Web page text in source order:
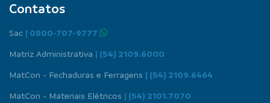
Contatos
Sac | 0800-707-9777
Matriz Administrativa | (54) 2109.6000
MatCon - Fechaduras e Ferragens | (54) 2109.6464
MatCon - Materiais Elétricos | (54) 2101.7070